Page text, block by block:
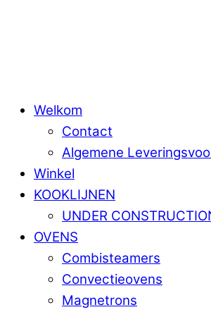
Welkom
Contact
Algemene
Winkel
KOOKLIJNEN
UNDER
OVENS
Combisteamers
Convectieovens
Magnetrons